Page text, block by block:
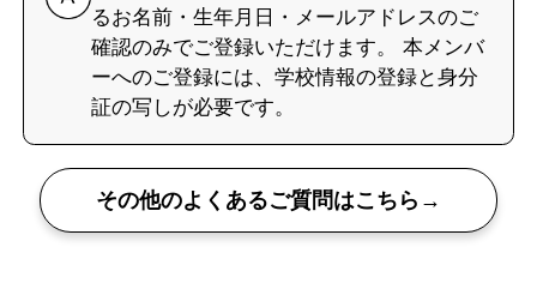
るお名前・生年月日・メールアドレスのご
確認のみでご登録いただけます。 本メンバ
ーへのご登録には、学校情報の登録と身分
証の写しが必要です。
その他のよくあるご質問はこちら→